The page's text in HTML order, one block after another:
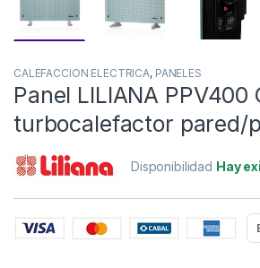
CALEFACCION ELECTRICA, PANELES
Panel LILIANA
turbocalefactor pared/
Disponibilidad Hay